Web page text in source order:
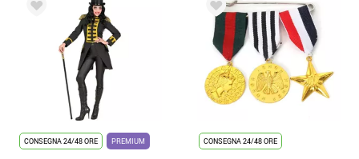
CONSEGNA 24/48 ORE PREMIUM CONSEGNA 24/48 ORE